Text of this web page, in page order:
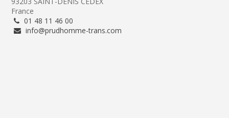
France
01 48 11 46 00
info@prudhomme-trans.com